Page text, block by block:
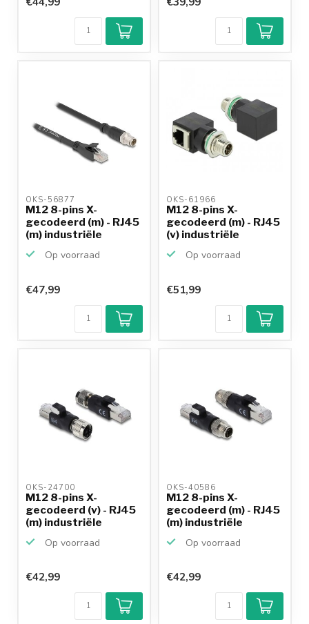
OKS-56877
M12 8-pins X-
gecodeerd (m) - RJ45
(m) industriële
Op voorraad
€47,99
OKS-61966
M12 8-pins X-
gecodeerd (m) - RJ45
(v) industriële
Op voorraad
Klantenbeoordeling
9,2/10
Achteraf
betalen mogelijk
€51,99
OKS-24700
M12 8-pins X-
gecodeerd (v) - RJ45
(m) industriële
Op voorraad
€42,99
OKS-40586
M12 8-pins X-
gecodeerd (m) - RJ45
(m) industriële
Op voorraad
€42,99